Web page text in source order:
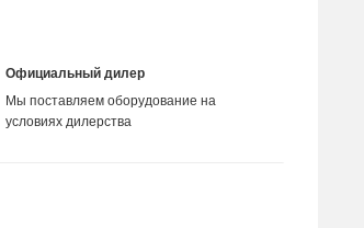
Официальный дилер
Мы поставляем оборудование на
условиях дилерства